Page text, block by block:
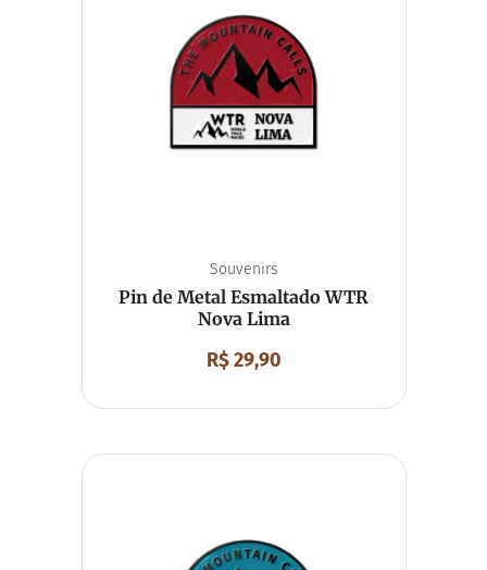
Souvenirs
Pin de Metal Esmaltado WTR
Nova Lima
R$29,90